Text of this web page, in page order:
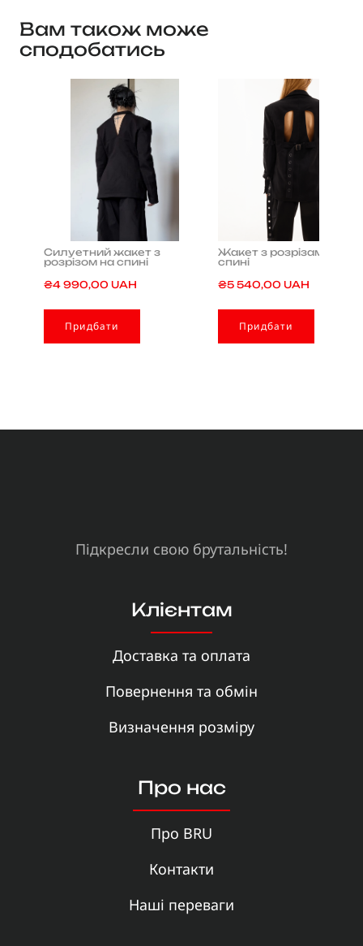
Вам також може
сподобатись
Силуетний жакет з
розрізом на спині
₴4 990,00 UAH
Придбати
Жакет з розрізами на
спині
₴5 540,00 UAH
Придбати
Підкресли свою брутальність!
Клієнтам
Доставка та оплата
Повернення та обмін
Визначення розміру
Про нас
Про BRU
Контакти
Наші переваги